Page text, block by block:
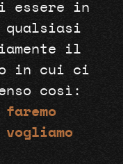
essere in
qualsiasi
il
in cui ci
così:
vogliamo